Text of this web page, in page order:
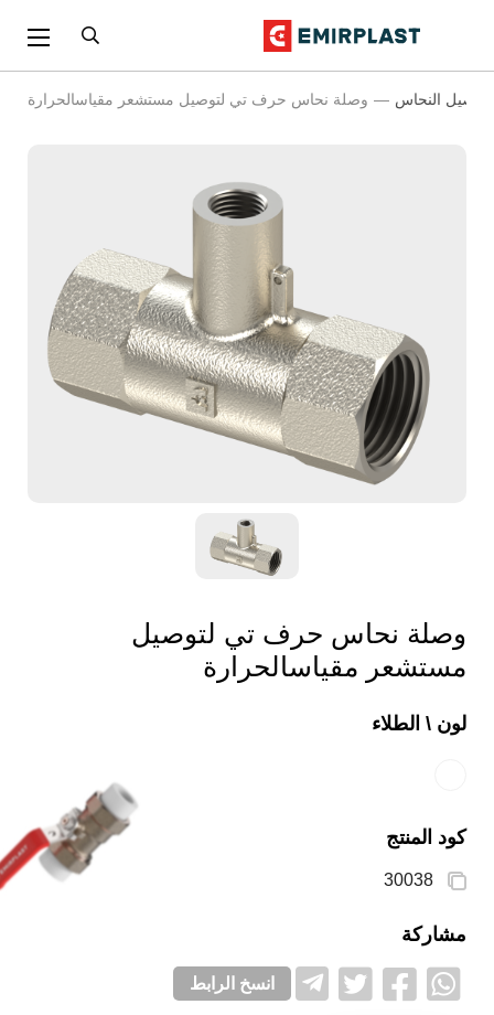
توصيل النحاس وصلة نحاس حرف تي لتوصيل مستشعر مقياسالحرارة
وصلة نحاس حرف تي لتوصيل
مستشعر مقياسالحرارة
لون \ الطلاء
كود المنتج
30038
مشاركة
انسخ الرابط